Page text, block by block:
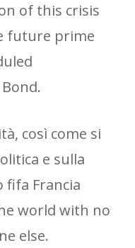
of this crisis
future prime
così come si
e sulla
fifa Francia
world with no
else.